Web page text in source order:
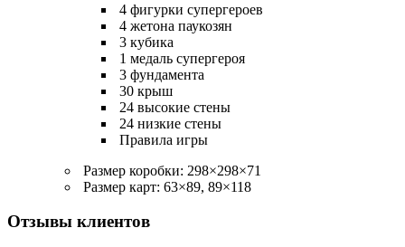
4 фигурки супергероев
4 жетона паукозян
3 кубика
1 медаль супергероя
3 фундамента
30 крыш
24 высокие стены
24 низкие стены
Правила игры
Размер коробки: 298×298×71
Размер карт: 63×89, 89×118
Отзывы клиентов